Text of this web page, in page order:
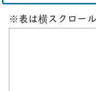
※表は横スクロール